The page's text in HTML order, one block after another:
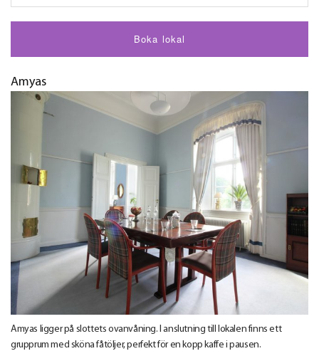
Boka lokal
Amyas
Amyas ligger på slottets ovanvåning. I anslutning till lokalen finns ett
grupprum med sköna fåtöljer, perfekt för en kopp kaffe i pausen.